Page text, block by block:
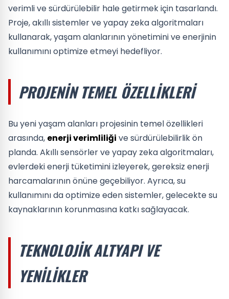
verimli ve sürdürülebilir hale getirmek için tasarlandı.
Proje, akıllı sistemler ve yapay zeka algoritmaları
kullanarak, yaşam alanlarının yönetimini ve enerjinin
kullanımını optimize etmeyi hedefliyor.
PROJENIN TEMEL ÖZELLIKLERI
Bu yeni yaşam alanları projesinin temel özellikleri
arasında, enerji verimliliği ve sürdürülebilirlik ön
planda. Akıllı sensörler ve yapay zeka algoritmaları,
evlerdeki enerji tüketimini izleyerek, gereksiz enerji
harcamalarının önüne geçebiliyor. Ayrıca, su
kullanımını da optimize eden sistemler, gelecekte su
kaynaklarının korunmasına katkı sağlayacak.
TEKNOLOJIK ALTYAPI VE
YENILIKLER